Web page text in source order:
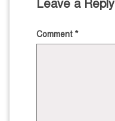
Leave a Reply
Comment *